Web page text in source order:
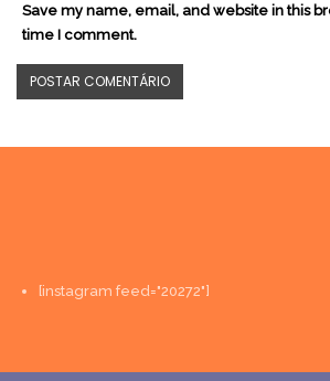
Save my name, email, and website in this
time I comment.
[instagram feed="20272"]